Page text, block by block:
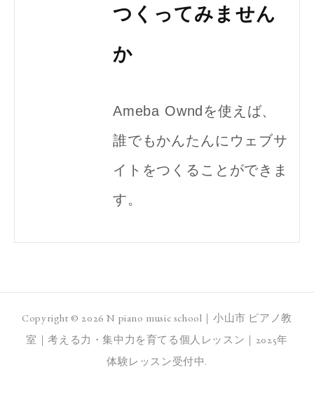
つくってみません
か
Ameba Owndを使えば、
誰でもかんたんにウェブサ
イトをつくることができま
す。
Copyright © 2026 N piano music school｜小山市 ピアノ教
室｜考える力・集中力を育てる個人レッスン｜2025年
体験レッスン受付中.